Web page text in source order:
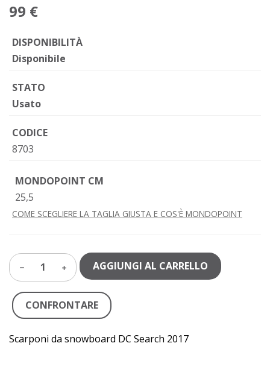
99 €
DISPONIBILITÀ
Disponibile
STATO
Usato
CODICE
8703
MONDOPOINT CM
25,5
COME SCEGLIERE LA TAGLIA GIUSTA E COS'È MONDOPOINT
1 AGGIUNGI AL CARRELLO
CONFRONTARE
Scarponi da snowboard DC Search 2017